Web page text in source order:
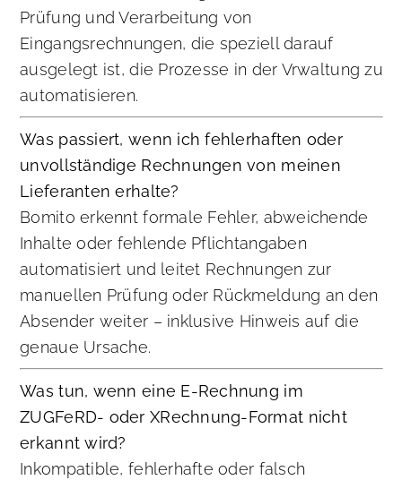
Prüfung und Verarbeitung von
Eingangsrechnungen, die speziell darauf
ausgelegt ist, die Prozesse in der Vrwaltung zu
automatisieren.
Was passiert, wenn ich fehlerhaften oder
unvollständige Rechnungen von meinen
Lieferanten erhalte?
Bomito erkennt formale Fehler, abweichende
Inhalte oder fehlende Pflichtangaben
automatisiert und leitet Rechnungen zur
manuellen Prüfung oder Rückmeldung an den
Absender weiter – inklusive Hinweis auf die
genaue Ursache.
Was tun, wenn eine E-Rechnung im
ZUGFeRD- oder XRechnung-Format nicht
erkannt wird?
Inkompatible, fehlerhafte oder falsch